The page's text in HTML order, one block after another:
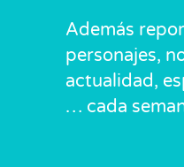
Además
personajes,
actualidad,
… cada